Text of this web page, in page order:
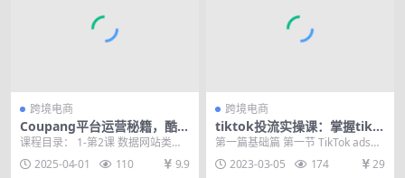
跨境电商
Coupang平台运营秘籍，酷胖
卖家必修课，助力卖家提升平
课程目录： 1-第2课 数据网站类目
分析 2-第3课 季节性商品选品思路
3-第...2025-04-01 110 9.9
跨境电商
tiktok投流实操课：掌握tikt
ok投流底层逻辑+独家TK投流
第一篇基础篇 第一节 TikTok ads介
绍 第二节 TikTok ads广告...
2023-03-05 174 29